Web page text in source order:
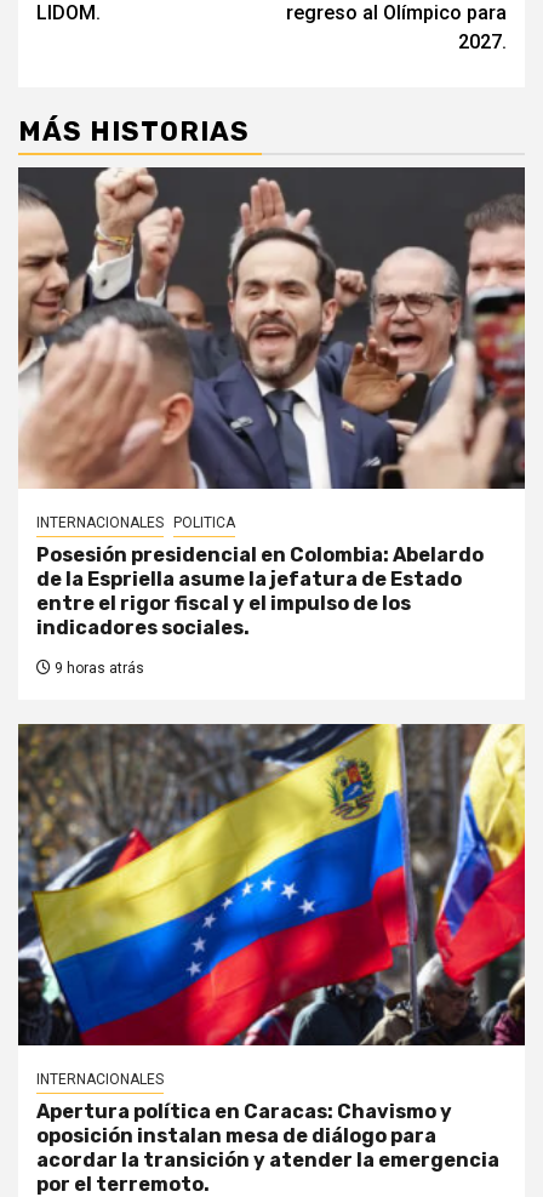
LIDOM.
regreso al Olímpico para
2027.
MÁS HISTORIAS
INTERNACIONALES POLITICA
Posesión presidencial en Colombia: Abelardo
de la Espriella asume la jefatura de Estado
entre el rigor fiscal y el impulso de los
indicadores sociales.
9 horas atrás
INTERNACIONALES
Apertura política en Caracas: Chavismo y
oposición instalan mesa de diálogo para
acordar la transición y atender la emergencia
por el terremoto.